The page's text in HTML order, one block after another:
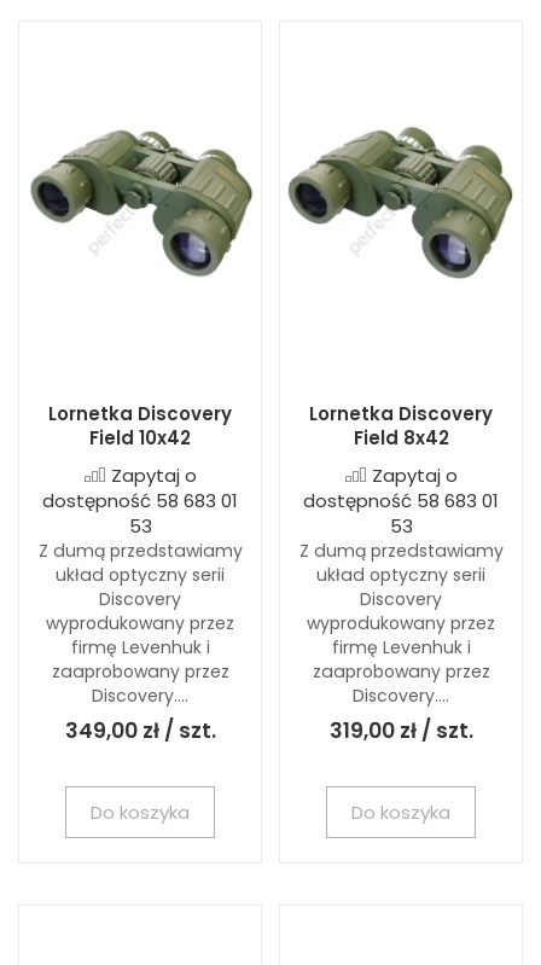
Lornetka Discovery
Field 10x42
Zapytaj o
dostępność 58 683 01
53
Z dumą przedstawiamy
układ optyczny serii
Discovery
wyprodukowany przez
firmę Levenhuk i
zaaprobowany przez
Discovery....
349,00 zł / szt.
Do koszyka
Lornetka Discovery
Field 8x42
Zapytaj o
dostępność 58 683 01
53
Z dumą przedstawiamy
układ optyczny serii
Discovery
wyprodukowany przez
firmę Levenhuk i
zaaprobowany przez
Discovery....
319,00 zł / szt.
Do koszyka